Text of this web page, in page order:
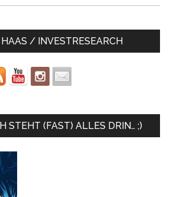
/ INVESTRESEARCH
STEHT (FAST) ALLES DRIN… ;)